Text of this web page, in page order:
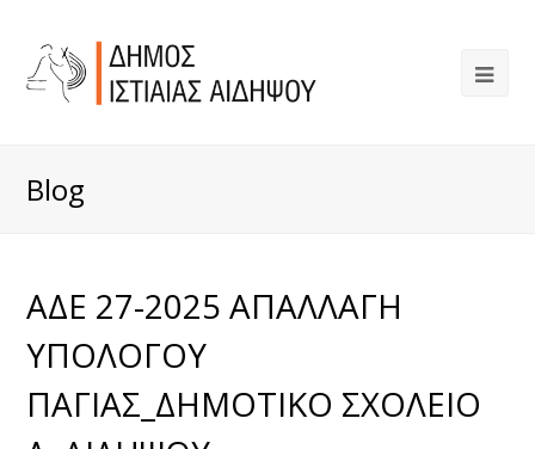
Blog
ΑΔΕ 27-2025 ΑΠΑΛΛΑΓΗ
ΥΠΟΛΟΓΟΥ
ΠΑΓΙΑΣ_ΔΗΜΟΤΙΚΟ ΣΧΟΛΕΙΟ